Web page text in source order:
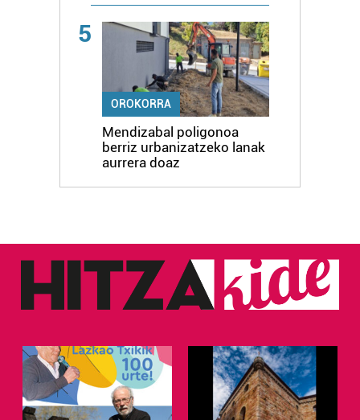
5
OROKORRA
Mendizabal poligonoa
berriz urbanizatzeko lanak
aurrera doaz